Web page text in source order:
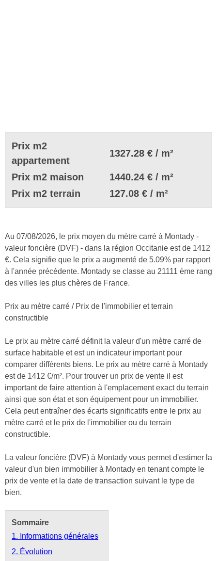
Prix m2
appartement
1327.28 € / m²
Prix m2 maison
1440.24 € / m²
Prix m2 terrain
127.08 € / m²
Au 07/08/2026, le prix moyen du mètre carré à Montady -
valeur foncière (DVF) - dans la région Occitanie est de 1412
€. Cela signifie que le prix a augmenté de 5.09% par rapport
à l'année précédente. Montady se classe au 21111 ème rang
des villes les plus chères de France.
Prix au mètre carré / Prix de l'immobilier et terrain
constructible
Le prix au mètre carré définit la valeur d'un mètre carré de
surface habitable et est un indicateur important pour
comparer différents biens. Le prix au mètre carré à Montady
est de 1412 €/m². Pour trouver un prix de vente il est
important de faire attention à l'emplacement exact du terrain
ainsi que son état et son équipement pour un immobilier.
Cela peut entraîner des écarts significatifs entre le prix au
mètre carré et le prix de l'immobilier ou du terrain
constructible.
La valeur foncière (DVF) à Montady vous permet d'estimer la
valeur d'un bien immobilier à Montady en tenant compte le
prix de vente et la date de transaction suivant le type de
bien.
Sommaire
1. Informations générales
2. Évolution